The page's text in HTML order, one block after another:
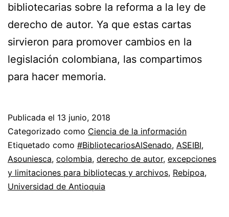
bibliotecarias sobre la reforma a la ley de
derecho de autor. Ya que estas cartas
sirvieron para promover cambios en la
legislación colombiana, las compartimos
para hacer memoria.
Publicada el 13 junio, 2018
Categorizado como Ciencia de la información
Etiquetado como #BibliotecariosAlSenado, ASEIBI,
Asouniesca, colombia, derecho de autor, excepciones
y limitaciones para bibliotecas y archivos, Rebipoa,
Universidad de Antioquia